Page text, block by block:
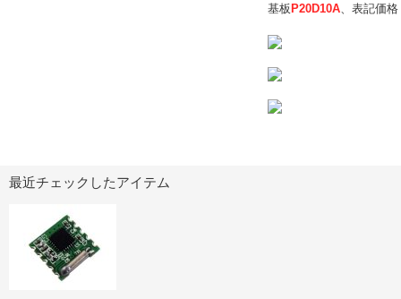
基板 P20D10A、表記価格
最近チェックしたアイテム